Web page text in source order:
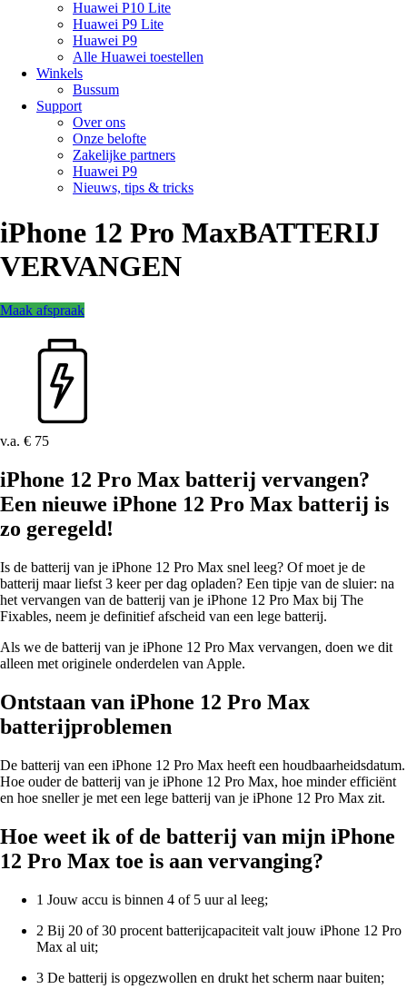
Huawei P10 Lite
Huawei P9 Lite
Huawei P9
Alle Huawei toestellen
Winkels
Bussum
Support
Over ons
Onze belofte
Zakelijke partners
Huawei P9
Nieuws, tips & tricks
iPhone 12 Pro MaxBATTERIJ
VERVANGEN
Maak afspraak
v.a. € 75
iPhone 12 Pro Max batterij vervangen?
Een nieuwe iPhone 12 Pro Max batterij is
zo geregeld!
Is de batterij van je iPhone 12 Pro Max snel leeg? Of moet je de
batterij maar liefst 3 keer per dag opladen? Een tipje van de sluier: na
het vervangen van de batterij van je iPhone 12 Pro Max bij The
Fixables, neem je definitief afscheid van een lege batterij.
Als we de batterij van je iPhone 12 Pro Max vervangen, doen we dit
alleen met originele onderdelen van Apple.
Ontstaan van iPhone 12 Pro Max
batterijproblemen
De batterij van een iPhone 12 Pro Max heeft een houdbaarheidsdatum.
Hoe ouder de batterij van je iPhone 12 Pro Max, hoe minder efficiënt
en hoe sneller je met een lege batterij van je iPhone 12 Pro Max zit.
Hoe weet ik of de batterij van mijn iPhone
12 Pro Max toe is aan vervanging?
1 Jouw accu is binnen 4 of 5 uur al leeg;
2 Bij 20 of 30 procent batterijcapaciteit valt jouw iPhone 12 Pro
Max al uit;
3 De batterij is opgezwollen en drukt het scherm naar buiten;